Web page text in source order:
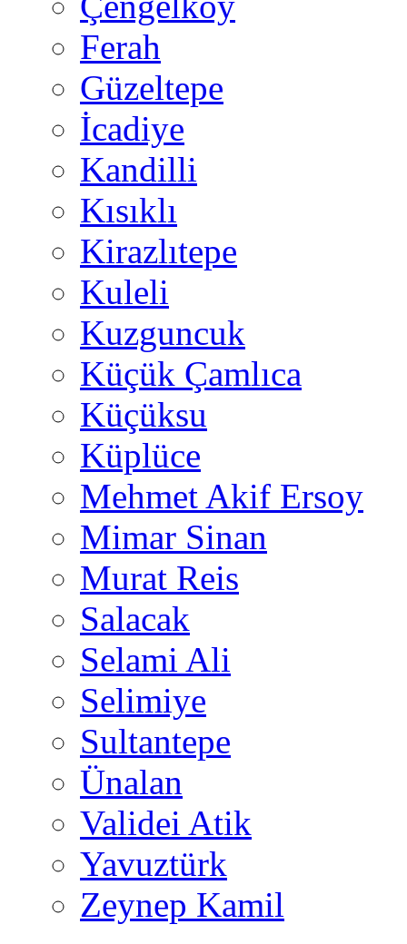
Ferah
Güzeltepe
İcadiye
Kandilli
Kısıklı
Kirazlıtepe
Kuleli
Kuzguncuk
Küçük Çamlıca
Küçüksu
Küplüce
Mehmet Akif Ersoy
Mimar Sinan
Murat Reis
Salacak
Selami Ali
Selimiye
Sultantepe
Ünalan
Validei Atik
Yavuztürk
Zeynep Kamil